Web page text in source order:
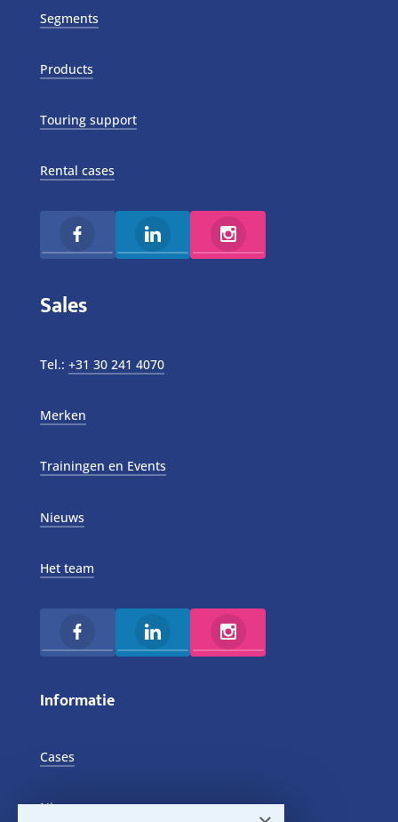
Segments
Products
Touring support
Rental cases
Sales
Tel.: +31 30 241 4070
Merken
Trainingen en Events
Nieuws
Het team
Informatie
Cases
Nieuws